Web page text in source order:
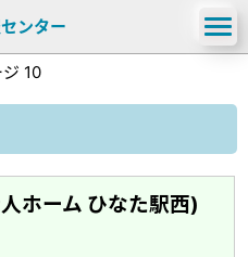
ンター
10
ホーム ひなた駅西)